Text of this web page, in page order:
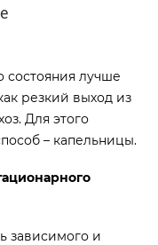
состояния лучше
резкий выход из
Для этого
– капельницы.
зависимого и